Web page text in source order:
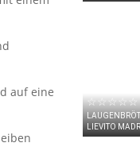
auf eine
☆☆☆☆☆
LIEVITO